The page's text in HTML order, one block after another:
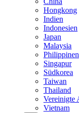
Hongkong
Indien
Indonesien
Japan
Malaysia
Philippinen
Singapur
Südkorea
Taiwan
Thailand
Vereinigte
Vietnam